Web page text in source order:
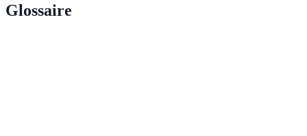
Glossaire